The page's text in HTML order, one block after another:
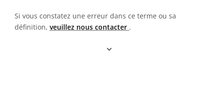
Si vous constatez une erreur dans ce terme ou sa
définition, veuillez nous contacter .